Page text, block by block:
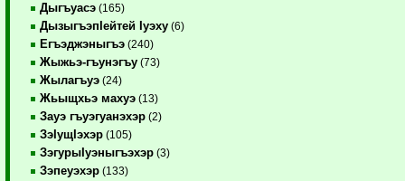
Дыгъуасэ (165)
ДызыгъэпIейтей Iуэху (6)
Егъэджэныгъэ (240)
Жыжьэ-гъунэгъу (73)
Жылагъуэ (24)
Жьыщхьэ махуэ (13)
Зауэ гъуэгуанэхэр (2)
ЗэIущIэхэр (105)
ЗэгурыIуэныгъэхэр (3)
Зэпеуэхэр (133)